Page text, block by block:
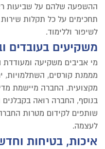
ההשפעה שלהם על שביעות
תחכימים על כל תקלות
לשיפור וללימוד.
משקיעים בעובדים
מי אביבים משקיעה
מממנת קורסים, השתלמויות,
מקצועית. החברה מיישמת
בנוסף, החברה רואה
שותפים לקידום מטרות
לעצמה.
איכות, בטיחות